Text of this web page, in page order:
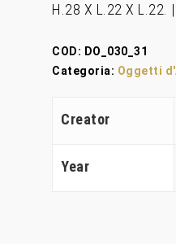
H.28 X L.22 X L.22.
COD: DO_030_31
Categoria: Oggetti
Creator
Year